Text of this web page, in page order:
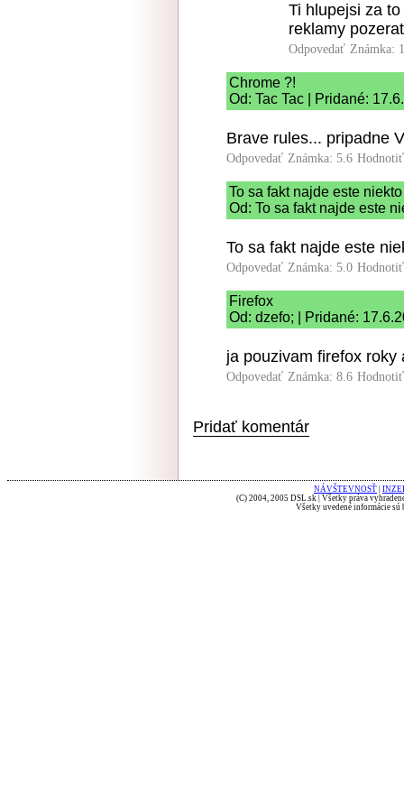
Ti hlupejsi za
reklamy
Odpovedať Známka:
Chrome ?!
Od: Tac Tac | Pridané:
Brave rules... pripadne
Odpovedať Známka: 5.6
To sa fakt najde este niekto
Od: To sa fakt najde este
To sa fakt najde este
Odpovedať Známka: 5.0
Firefox
Od: dzefo; | Pridané:
ja pouzivam firefox roky
Odpovedať Známka: 8.6
Pridať komentár
NÁVŠTEVNOSŤ
(C) 2004, 2005 DSL.sk | Všetky práva
Všetky uvedené informácie sú